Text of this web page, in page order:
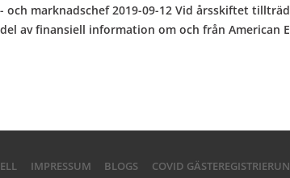
marknadschef 2019-09-12 Vid årsskiftet
av finansiell information om och från American
IMPRESSUM BLOGS COVID